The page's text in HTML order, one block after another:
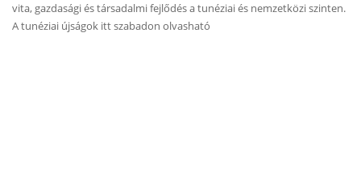
vita, gazdasági és társadalmi fejlődés a tunéziai és nemzetközi szinten.
A tunéziai újságok itt szabadon olvasható